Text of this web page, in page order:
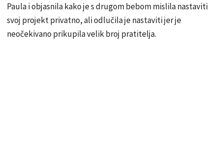
Paula i objasnila kako je s drugom bebom mislila nastaviti
svoj projekt privatno, ali odlučila je nastaviti jer je
neočekivano prikupila velik broj pratitelja.